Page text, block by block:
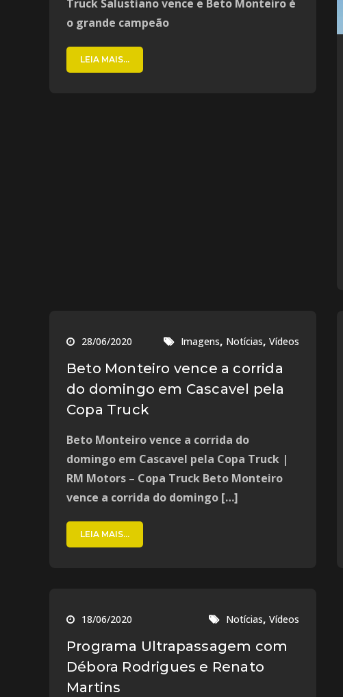
Truck Salustiano vence e Beto Monteiro é
o grande campeão
LEIA MAIS...
28/06/2020 Imagens, Notícias, Vídeos
Beto Monteiro vence a corrida
do domingo em Cascavel pela
Copa Truck
Beto Monteiro vence a corrida do
domingo em Cascavel pela Copa Truck |
RM Motors – Copa Truck Beto Monteiro
vence a corrida do domingo […]
LEIA MAIS...
18/06/2020 Notícias, Vídeos
Programa Ultrapassagem com
Débora Rodrigues e Renato
Martins